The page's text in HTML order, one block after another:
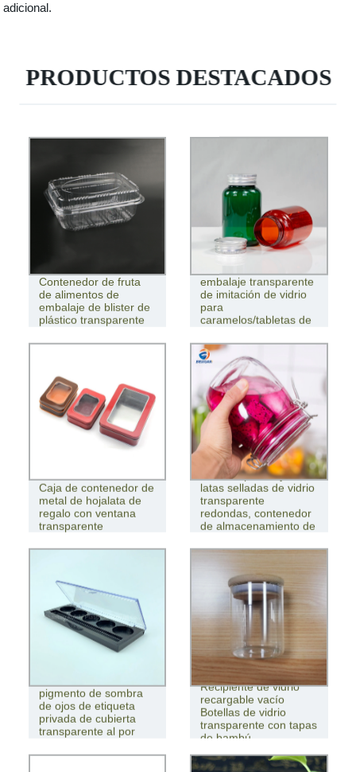
adicional.
PRODUCTOS DESTACADOS
Contenedor de fruta
de alimentos de
embalaje de blister de
plástico transparente
embalaje transparente
de imitación de vidrio
para
caramelos/tabletas de
Caja de contenedor de
metal de hojalata de
regalo con ventana
transparente
Venta al por mayor,
latas selladas de vidrio
transparente
redondas, contenedor
de almacenamiento de
pigmento de sombra
de ojos de etiqueta
privada de cubierta
transparente al por
Recipiente de vidrio
recargable vacío
Botellas de vidrio
transparente con tapas
de bambú